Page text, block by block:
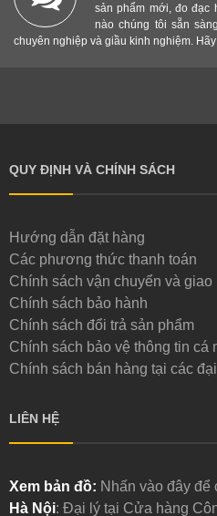
sản phẩm mới, đo đạc
nào chúng tôi sẵn
chuyên nghiệp và giầu kinh nghiệm.
QUY ĐỊNH VÀ CHÍNH SÁCH
Hướng dẫn đặt hàng
Các phương thức thanh toán
Chính sách vận chuyển và giao
Chính sách bảo hành
Chính sách đổi trả sản phẩm
Chính sách bảo vệ thông tin
Chính sách bán hàng tại các
LIÊN HỆ
Xem bản đồ: Nhấn vào đây để
Hà Nội: Đại lý tại Cửa hàng